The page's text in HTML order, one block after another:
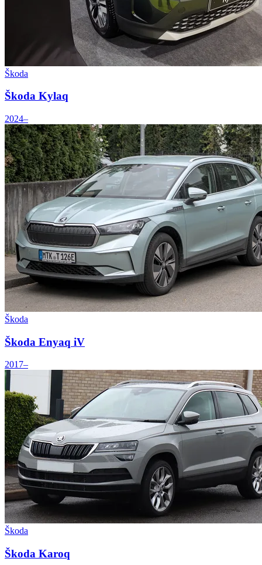
Škoda
Škoda Kylaq
2024–
Škoda
Škoda Enyaq iV
2017–
Škoda
Škoda Karoq